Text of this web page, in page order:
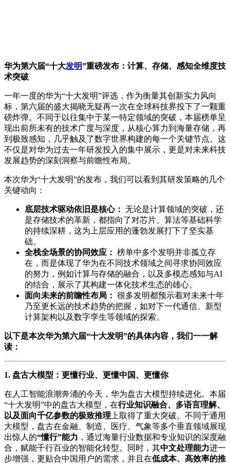
华为第六届“十大发明”重磅发布：计算、存储、感知全维度技
术突破
一年一度的华为“十大发明”评选，作为衡量其创新实力风向
标，第六届的盛大揭晓无疑再一次在全球科技界投下了一颗重
磅炸弹。不同于以往集中于某一特定领域的突破，本届榜单呈
现出前所未有的技术广度与深度，从核心算力到海量存储，再
到极致感知，几乎触及了数字世界构建的每一个关键节点。这
不仅是对华为过去一年研发投入的集中展示，更是对未来科技
发展趋势的深刻洞察与前瞻性布局。
本次华为“十大发明”的发布，我们可以看到其研发策略的几个
关键动向：
底层技术驱动依旧是核心： 无论是计算领域的突破，还
是存储技术的革新，都指向了对芯片、算法等基础科学
的持续深耕，这为上层应用的蓬勃发展打下了坚实基
础。
全栈全场景的协同效应： 榜单中多个发明并非孤立存
在，而是体现了华为在不同技术领域之间寻求协同效应
的努力，例如计算与存储的融合，以及多模态感知与AI
的结合，展示了其构建一体化技术生态的雄心。
面向未来的前瞻性布局： 很多发明都预示着对未来十年
乃至更长远的技术趋势的把握，如对下一代通信、新型
计算架构以及数字孪生等领域的探索。
以下是本次华为第六届“十大发明”的具体内容，我们一一解
读：
1. 盘古大模型：更懂行业、更懂中国、更懂你
在人工智能浪潮奔涌的今天，华为盘古大模型持续进化。本届
“十大发明”中的盘古大模型，在行业知识融合、多语言理解、
以及面向千亿参数的极致推理 上取得了重大突破。不同于通用
大模型，盘古在金融、制造、医疗、气象等多个垂直领域展现
出惊人的“懂行”能力 ，通过海量行业数据和专业知识的深度融
合，赋能千行百业的智能化转型。同时，其中文处理能力进一
步增强，更贴合中国用户的需求，并且在低成本、高效率的推